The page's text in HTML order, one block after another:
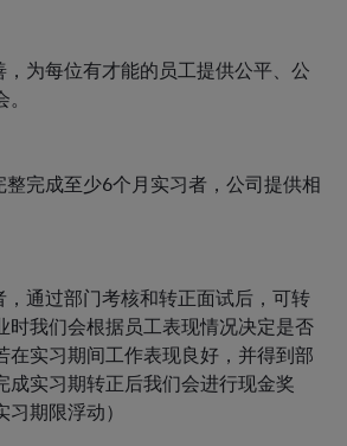
为每位有才能的员工提供公平、公
。
完成至少6个月实习者，公司提供相
通过部门考核和转正面试后，可转
时我们会根据员工表现情况决定是否
在实习期间工作表现良好，并得到部
成实习期转正后我们会进行现金奖
期限浮动）